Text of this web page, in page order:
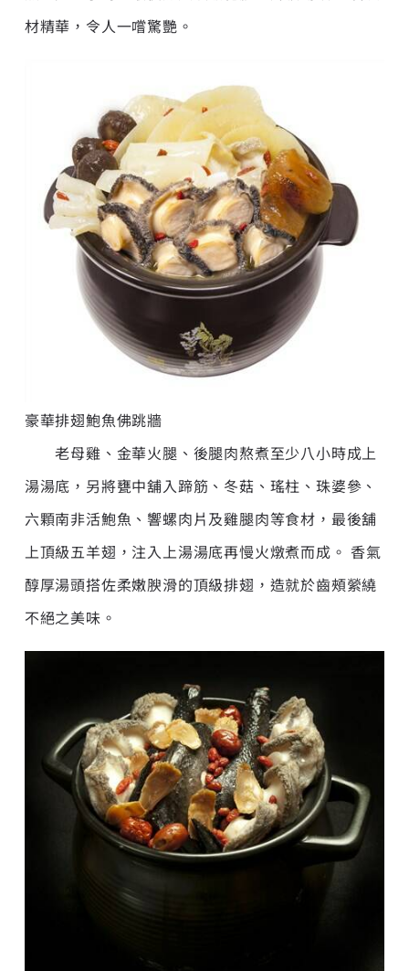
材精華，令人一嚐驚艷。
豪華排翅鮑魚佛跳牆
老母雞、金華火腿、後腿肉熬煮至少八小時成上
湯湯底，另將甕中舖入蹄筋、冬菇、瑤柱、珠婆參、
六顆南非活鮑魚、響螺肉片及雞腿肉等食材，最後舖
上頂級五羊翅，注入上湯湯底再慢火燉煮而成。 香氣
醇厚湯頭搭佐柔嫩腴滑的頂級排翅，造就於齒頰縈繞
不絕之美味。